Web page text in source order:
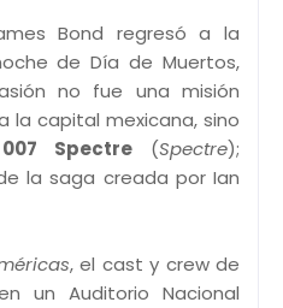
Bond regresó a la
de Día de Muertos,
no fue una misión
la capital mexicana, sino
007 Spectre(Spectre);
la saga creada por Ian
, el cast y crew de
un Auditorio Nacional